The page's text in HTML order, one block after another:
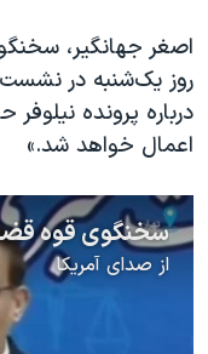
اصغر جهانگیر،
روز یک‌شنبه در نشست
درباره پرونده
اعمال خواهد شد.»
از صدای آمریکا
available